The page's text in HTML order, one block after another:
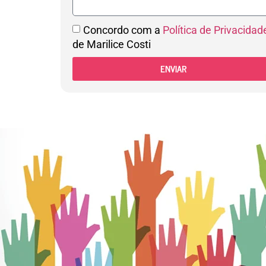
Concordo com a Política de
de Marilice Costi
ENVIAR